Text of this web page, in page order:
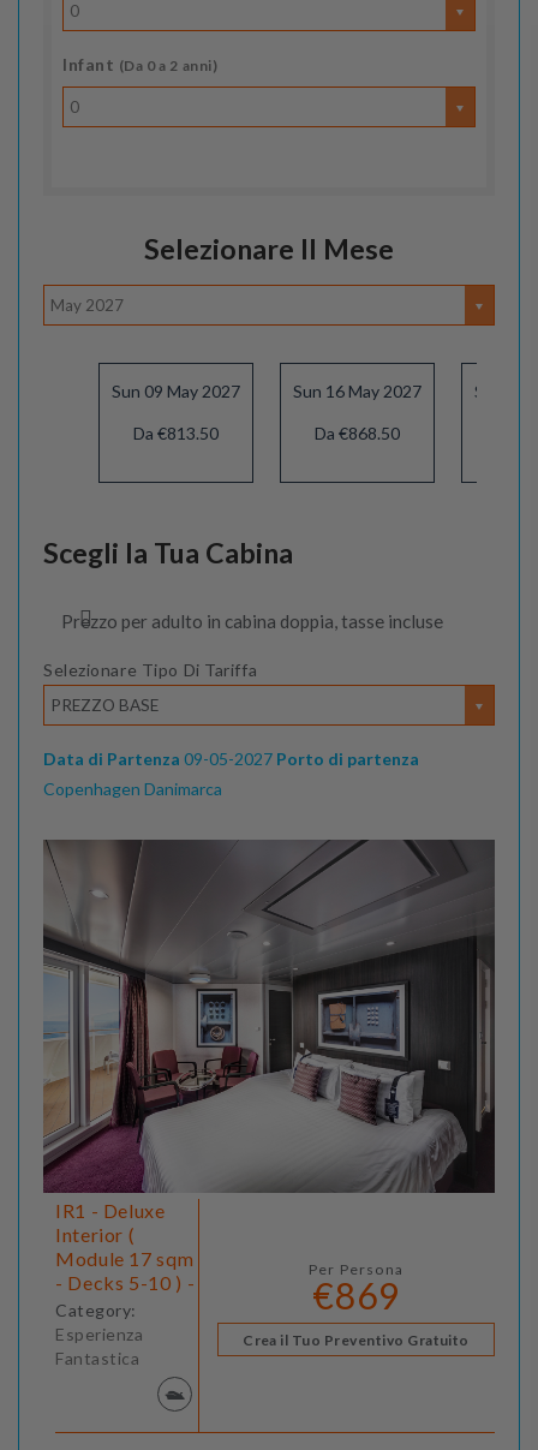
0
Infant (Da 0 a 2 anni)
0
Selezionare Il Mese
May 2027
Sun 09 May 2027
Da €813.50
Sun 16 May 2027
Da €868.50
Sun 23
Scegli la Tua Cabina
Prezzo per adulto in cabina doppia, tasse incluse
Selezionare Tipo Di Tariffa
PREZZO BASE
Data di Partenza 09-05-2027 Porto di partenza
Copenhagen Danimarca
IR1 - Deluxe
Interior (
Module 17 sqm
- Decks 5-10 ) -
Category:
Esperienza
Fantastica
Per Persona
€869
Crea il Tuo Preventivo Gratuito